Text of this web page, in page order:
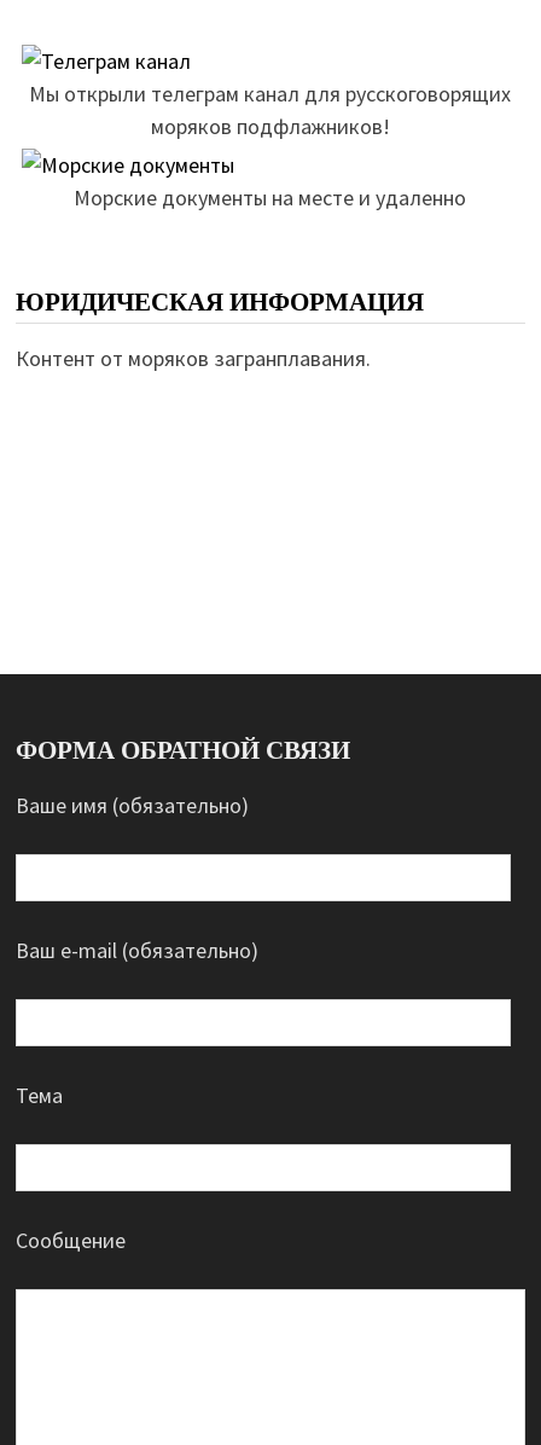
Мы открыли телеграм канал для русскоговорящих
моряков подфлажников!
Морские документы на месте и удаленно
ЮРИДИЧЕСКАЯ ИНФОРМАЦИЯ
Контент от моряков загранплавания.
ФОРМА ОБРАТНОЙ СВЯЗИ
Ваше имя (обязательно)
Ваш e-mail (обязательно)
Тема
Сообщение